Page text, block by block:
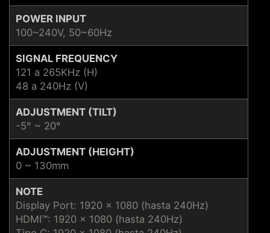
POWER INPUT
100~240V, 50~60Hz
SIGNAL FREQUENCY
121 a 265KHz (H)
48 a 240Hz (V)
ADJUSTMENT (TILT)
-5° ~ 20°
ADJUSTMENT (HEIGHT)
0 ~ 130mm
NOTE
Display Port: 1920 x 1080 (hasta 240Hz)
HDMI™: 1920 x 1080 (hasta 240Hz)